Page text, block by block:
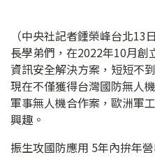
（中央社記者鍾榮峰台北
長學弟們，在2022年10月創
資訊安全解決方案，短短不
現在不僅獲得台灣國防無人
軍事無人機合作案，歐洲軍
興趣。
振生攻國防應用 5年內拚年